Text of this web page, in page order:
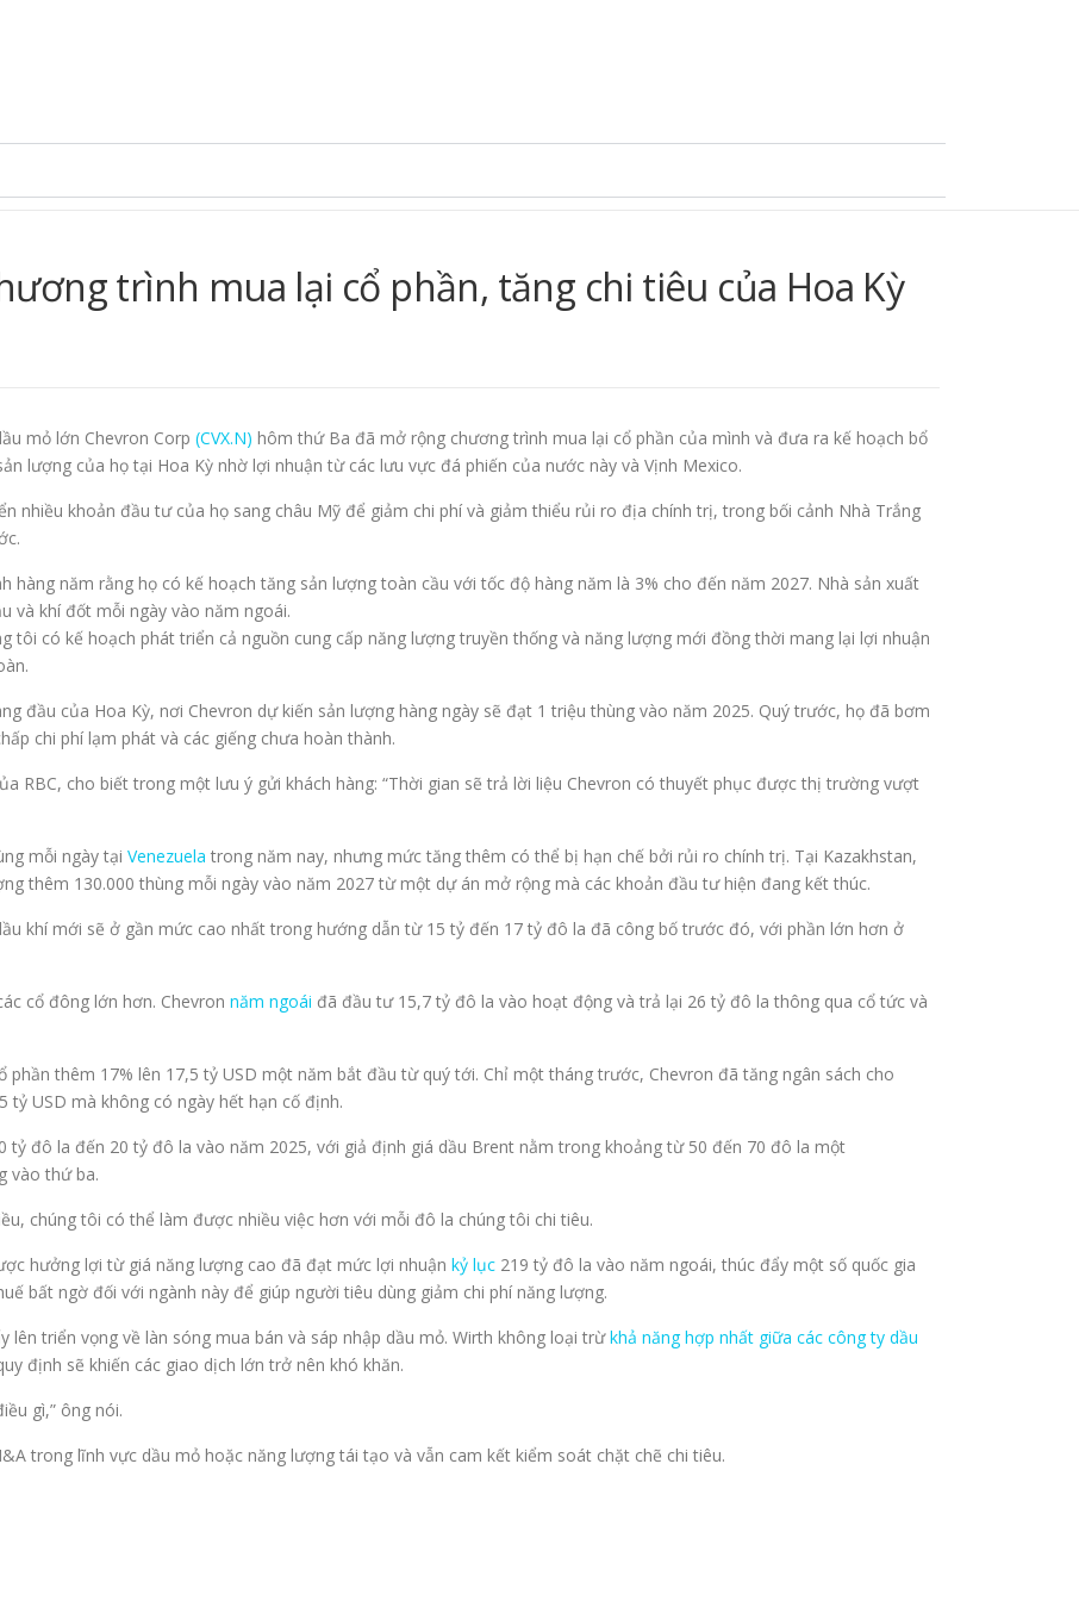
trình mua lại cổ phần, tăng chi tiêu của Hoa Kỳ
mỏ lớn Chevron Corp (CVX.N) hôm thứ Ba đã mở rộng chương trình mua lại cổ phần của mình và đưa ra kế hoạch bổ
lượng của họ tại Hoa Kỳ nhờ lợi nhuận từ các lưu vực đá phiến của nước này và Vịnh Mexico.
nhiều khoản đầu tư của họ sang châu Mỹ để giảm chi phí và giảm thiểu rủi ro địa chính trị, trong bối cảnh Nhà Trắng
hàng năm rằng họ có kế hoạch tăng sản lượng toàn cầu với tốc độ hàng năm là 3% cho đến năm 2027. Nhà sản xuất
và khí đốt mỗi ngày vào năm ngoái.
tôi có kế hoạch phát triển cả nguồn cung cấp năng lượng truyền thống và năng lượng mới đồng thời mang lại lợi nhuận
đầu của Hoa Kỳ, nơi Chevron dự kiến ​​sản lượng hàng ngày sẽ đạt 1 triệu thùng vào năm 2025. Quý trước, họ đã bơm
chi phí lạm phát và các giếng chưa hoàn thành.
RBC, cho biết trong một lưu ý gửi khách hàng: “Thời gian sẽ trả lời liệu Chevron có thuyết phục được thị trường vượt
mỗi ngày tại Venezuela trong năm nay, nhưng mức tăng thêm có thể bị hạn chế bởi rủi ro chính trị. Tại Kazakhstan,
thêm 130.000 thùng mỗi ngày vào năm 2027 từ một dự án mở rộng mà các khoản đầu tư hiện đang kết thúc.
khí mới sẽ ở gần mức cao nhất trong hướng dẫn từ 15 tỷ đến 17 tỷ đô la đã công bố trước đó, với phần lớn hơn ở
cổ đông lớn hơn. Chevron năm ngoái đã đầu tư 15,7 tỷ đô la vào hoạt động và trả lại 26 tỷ đô la thông qua cổ tức và
phần thêm 17% lên 17,5 tỷ USD một năm bắt đầu từ quý tới. Chỉ một tháng trước, Chevron đã tăng ngân sách cho
tỷ USD mà không có ngày hết hạn cố định.
tỷ đô la đến 20 tỷ đô la vào năm 2025, với giả định giá dầu Brent nằm trong khoảng từ 50 đến 70 đô la một
vào thứ ba.
chúng tôi có thể làm được nhiều việc hơn với mỗi đô la chúng tôi chi tiêu.
hưởng lợi từ giá năng lượng cao đã đạt mức lợi nhuận kỷ lục 219 tỷ đô la vào năm ngoái, thúc đẩy một số quốc gia
bất ngờ đối với ngành này để giúp người tiêu dùng giảm chi phí năng lượng.
triển vọng về làn sóng mua bán và sáp nhập dầu mỏ. Wirth không loại trừkhả năng hợp nhất giữa các công ty dầu
định sẽ khiến các giao dịch lớn trở nên khó khăn.
gì,” ông nói.
trong lĩnh vực dầu mỏ hoặc năng lượng tái tạo và vẫn cam kết kiểm soát chặt chẽ chi tiêu.